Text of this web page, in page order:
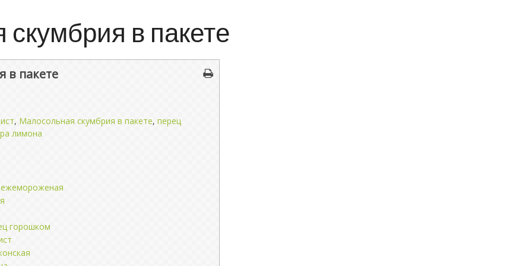
в пакете
в пакете
, Малосольная скумбрия в пакете, перец
лимона
горошком